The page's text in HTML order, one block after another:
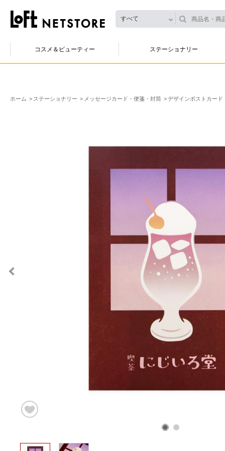
すべて
コスメ＆ビューティー ステーショナリー
ホーム ステーショナリー メッセージカード・便箋・封筒 デザインポストカード